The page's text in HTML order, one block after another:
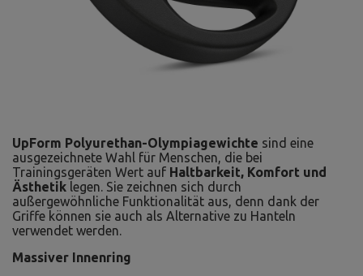
UpForm Polyurethan-Olympiagewichte sind eine
ausgezeichnete Wahl für Menschen, die bei
Trainingsgeräten Wert auf Haltbarkeit, Komfort und
Ästhetik legen. Sie zeichnen sich durch
außergewöhnliche Funktionalität aus, denn dank der
Griffe können sie auch als Alternative zu Hanteln
verwendet werden.
Massiver Innenring